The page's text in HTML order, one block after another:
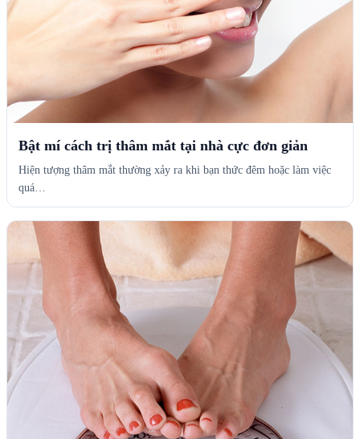
Bật mí cách trị thâm mắt tại nhà cực đơn giản
Hiện tượng thâm mắt thường xảy ra khi bạn thức đêm hoặc làm việc
quá…